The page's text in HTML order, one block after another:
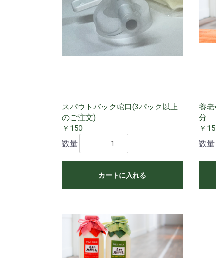
スパウトバック蛇口(3パック以上
のご注文)
￥150
数量
カートに入れる
養
分
￥
数量